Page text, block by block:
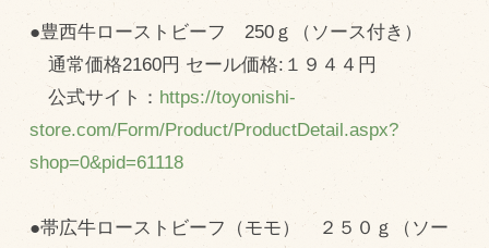
●豊西牛ローストビーフ 250ｇ（ソース付き）
通常価格2160円 セール価格:１９４４円
公式サイト： https://toyonishi-
store.com/Form/Product/ProductDetail.aspx?
shop=0&pid=61118
●帯広牛ローストビーフ（モモ） ２５０ｇ（ソー